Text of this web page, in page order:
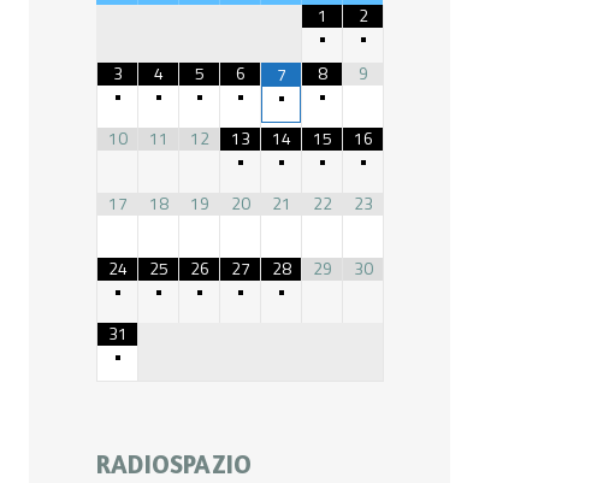
1
•
2
•
3
•
4
•
5
•
6
•
7
•
8
•
9
10 11 12
13
•
14
•
15
•
16
•
17
18 19 20 21 22 23
24
•
25
•
26
•
27
•
28
•
29 30
31
•
RADIOSPAZIO